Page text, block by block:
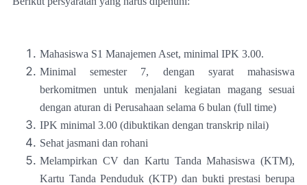
Mahasiswa S1 Manajemen Aset, minimal IPK 3.00.
Minimal semester 7, dengan syarat mahasiswa
berkomitmen untuk menjalani kegiatan magang sesuai
dengan aturan di Perusahaan selama 6 bulan (full time)
IPK minimal 3.00 (dibuktikan dengan transkrip nilai)
Sehat jasmani dan rohani
Melampirkan CV dan Kartu Tanda Mahasiswa (KTM),
Kartu Tanda Penduduk (KTP) dan bukti prestasi berupa